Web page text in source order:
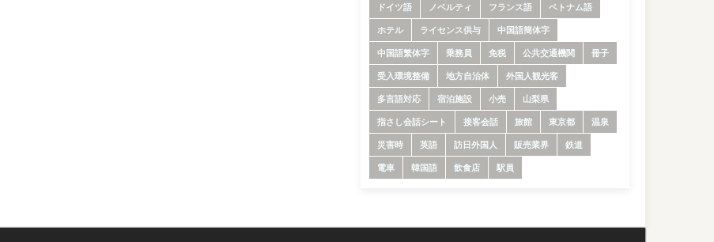
ドイツ語
ノベルティ フランス語
ベトナム語
ホテル
ライセンス供与
中国語簡体字
中国語繁体字
乗務員 免税 公共交通機関
冊子
受入環境整備
地方自治体
外国人観光客
多言語対応
宿泊施設 小売
山梨県
指さし会話シート
接客会話 旅館 東京都
温泉
災害時
英語 訪日外国人 販売業界
鉄道
電車
韓国語 飲食店 駅員